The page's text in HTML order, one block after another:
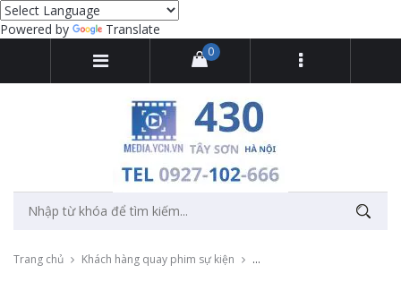
Powered by Translate
0
Trang chủ Khách hàng quay phim sự kiện Quay sự kiện tổng kết du